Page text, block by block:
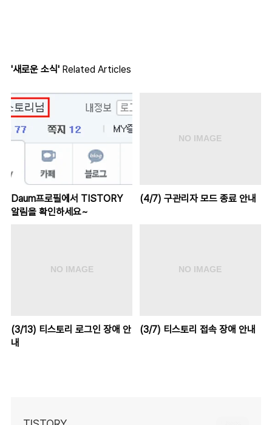
'새로운 소식' Related Articles
Daum프로필에서 TISTORY
알림을 확인하세요~
(4/7) 구관리자 모드 종료 안내
(3/13) 티스토리 로그인 장애 안
내
(3/7) 티스토리 접속 장애 안내